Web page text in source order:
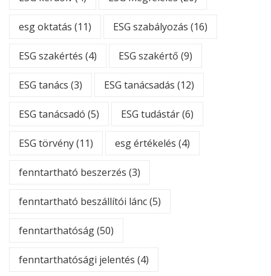
esg oktatás (11) ESG szabályozás (16)
ESG szakértés (4) ESG szakértő (9)
ESG tanács (3) ESG tanácsadás (12)
ESG tanácsadó (5) ESG tudástár(6)
ESG törvény(11) esg értékelés (4)
fenntartható beszerzés (3)
fenntartható beszállítói lánc(5)
fenntarthatóság(50)
fenntarthatósági jelentés (4)